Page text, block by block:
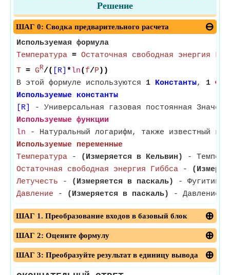
Решение
ШАГ 0: Сводка предварительного расчета
Используемая формула
Температура = Остаточная свободная энергия
T = GR/( [R] *ln( f/P))
В этой формуле используются 1 Константы, 1
Используемые константы
[R]
- Универсальная газовая постоянная
Используемые функции
ln - Натуральный логарифм, также известный
Используемые переменные
Температура - (Измеряется в Кельвин)
-
Остаточная свободная энергия Гиббса -
Летучесть - (Измеряется в паскаль)
-
Давление - (Измеряется в паскаль) - Давление —
ШАГ 1. Преобразование входов в базовый блок
ШАГ 2: Оцените формулу
ШАГ 3: Преобразуйте результат в единицу вывода